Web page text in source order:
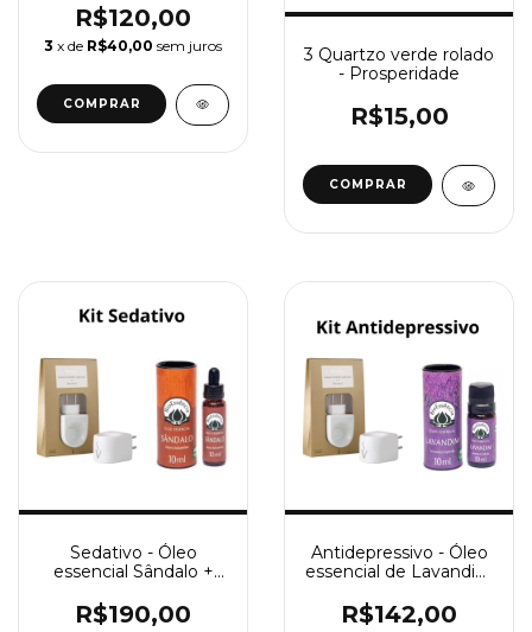
de tigre e Ametista)
de 3 a 7 cm Envio
sortido
R$120,00
3 x de R$40,00 sem juros
3 Quartzo verde rolado
- Prosperidade
R$15,00
Sedativo - Óleo
essencial Sândalo +
R$190,00
Antidepressivo - Óleo
essencial de Lavandim
R$142,00